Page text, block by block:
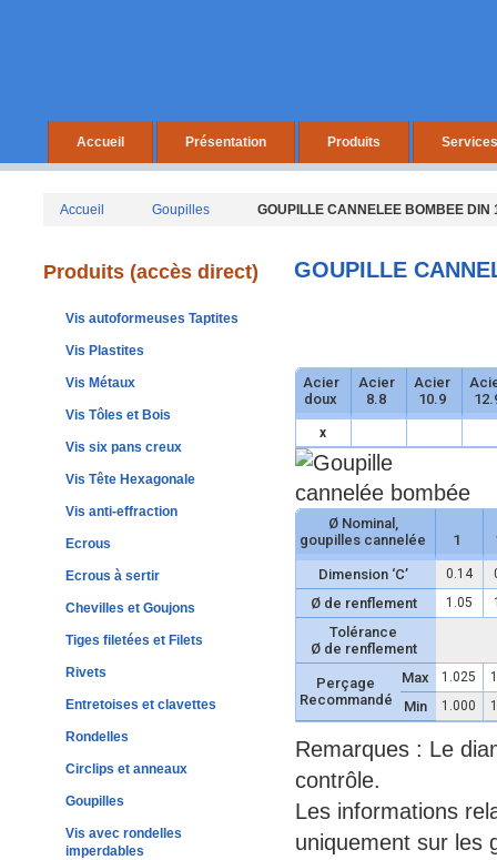
Accueil Présentation Produits Services
Accueil Goupilles GOUPILLE CANNELEE BOMBEE DIN
Produits (accès direct)
Vis autoformeuses Taptites
Vis Plastites
Vis Métaux
Vis Tôles et Bois
Vis six pans creux
Vis Tête Hexagonale
Vis anti-effraction
Ecrous
Ecrous à sertir
Chevilles et Goujons
Tiges filetées et Filets
Rivets
Entretoises et clavettes
Rondelles
Circlips et anneaux
Goupilles
Vis avec rondelles
imperdables
GOUPILLE
Acier
doux
Acier
8.8
Acier
10.9
x
Ø Nominal,
goupilles cannelée
1
Dimension ‘C’ 0.14
Ø de renflement 1.05
Tolérance
Ø de renflement
Perçage
Recommandé
Max 1.025
Min 1.000
Remarques : Le
contrôle.
Les informations
uniquement sur les